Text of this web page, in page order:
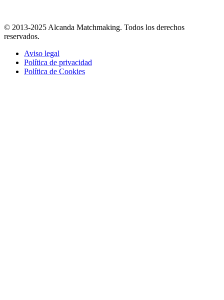
© 2013-2025 Alcanda Matchmaking. Todos los derechos
reservados.
Aviso legal
Política de privacidad
Política de Cookies